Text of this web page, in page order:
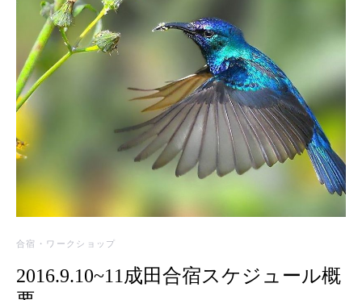
合宿・ワークショップ
2016.9.10~11成田合宿スケジュール概